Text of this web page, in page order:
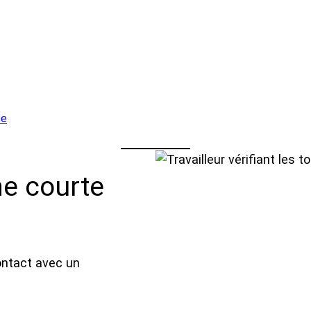
courte
avec un